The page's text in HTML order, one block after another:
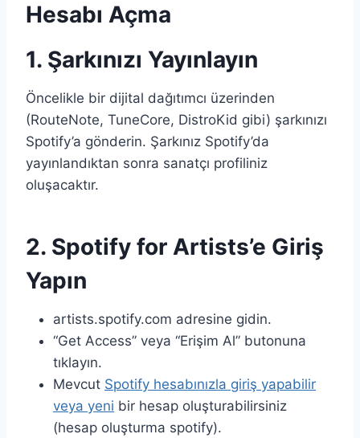
Hesabı Açma
1. Şarkınızı Yayınlayın
Öncelikle bir dijital dağıtımcı üzerinden
(RouteNote, TuneCore, DistroKid gibi) şarkınızı
Spotify’a gönderin. Şarkınız Spotify’da
yayınlandıktan sonra sanatçı profiliniz
oluşacaktır.
2. Spotify for Artists’e Giriş
Yapın
artists.spotify.com adresine gidin.
“Get Access” veya “Erişim Al” butonuna
tıklayın.
Mevcut Spotify hesabınızla giriş yapabilir
veya yeni bir hesap oluşturabilirsiniz
(hesap oluşturma spotify).